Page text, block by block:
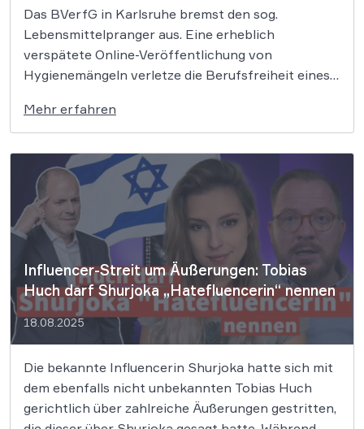
Das BVerfG in Karlsruhe bremst den sog.
Lebensmittelpranger aus. Eine erheblich
verspätete Online-Veröffentlichung von
Hygienemängeln verletze die Berufsfreiheit eines
sei weder aktuell noch verhältnismäßig. Das
zuständige Ordnungsamt wollte nach einer
Kontrolle festgestellte Hygienemängel eines
Catering-Unternehmens im Internet
veröffentlichen, um Verbraucher zu informieren.
Dieser sogenannte […]
Mehr erfahren
Influencer-Streit um Äußerungen: Tobias
Huch darf Shurjoka „Hatefluencerin“ nennen
18.08.2025
Die bekannte Influencerin Shurjoka hatte sich mit
dem ebenfalls nicht unbekannten Tobias Huch
gerichtlich über zahlreiche Äußerungen gestritten,